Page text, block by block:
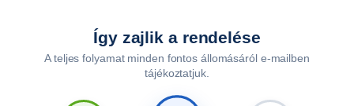
Így zajlik a rendelése
A teljes folyamat minden fontos állomásáról e-mailben
tájékoztatjuk.